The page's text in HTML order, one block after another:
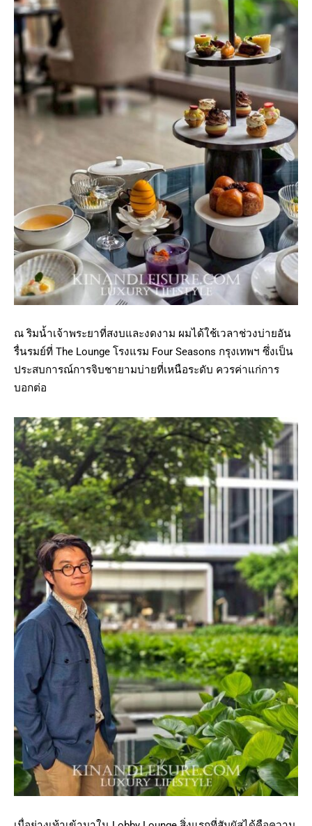
ณ ริมน้ำเจ้าพระยาที่สงบและงดงาม ผมได้ใช้เวลาช่วงบ่ายอัน
รื่นรมย์ที่ The Lounge โรงแรม Four Seasons กรุงเทพฯ ซึ่งเป็น
ประสบการณ์การจิบชายามบ่ายที่เหนือระดับ ควรค่าแก่การ
บอกต่อ